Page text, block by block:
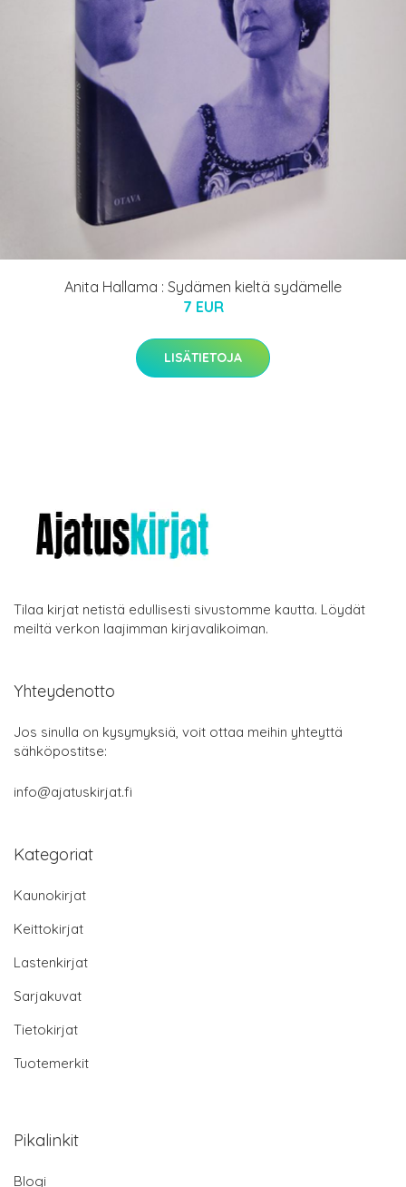
Anita Hallama : Sydämen kieltä sydämelle
7 EUR
LISÄTIETOJA
Tilaa kirjat netistä edullisesti sivustomme kautta. Löydät
meiltä verkon laajimman kirjavalikoiman.
Yhteydenotto
Jos sinulla on kysymyksiä, voit ottaa meihin yhteyttä
sähköpostitse:
info@ajatuskirjat.fi
Kategoriat
Kaunokirjat
Keittokirjat
Lastenkirjat
Sarjakuvat
Tietokirjat
Tuotemerkit
Pikalinkit
Blogi